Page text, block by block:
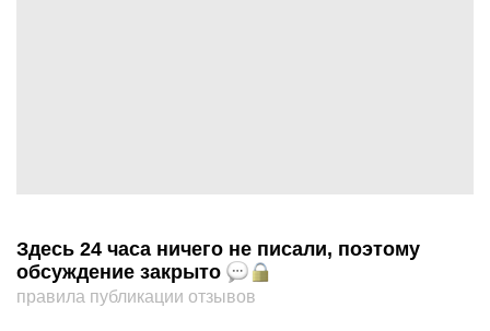
Здесь 24 часа ничего не писали, поэтому
обсуждение закрыто
правила публикации отзывов